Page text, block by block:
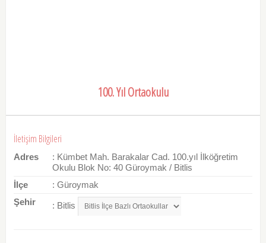
100. Yıl Ortaokulu
İletişim Bilgileri
Adres
: Kümbet Mah. Barakalar Cad. 100.yıl İlköğretim
Okulu Blok No: 40 Güroymak / Bitlis
İlçe
: Güroymak
Şehir
: Bitlis